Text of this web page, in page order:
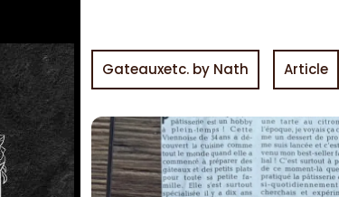
Gateauxetc. by Nath Article